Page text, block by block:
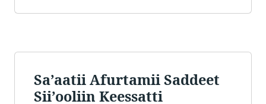
Sa’aatii Afurtamii Saddeet
Sii’ooliin Keessatti